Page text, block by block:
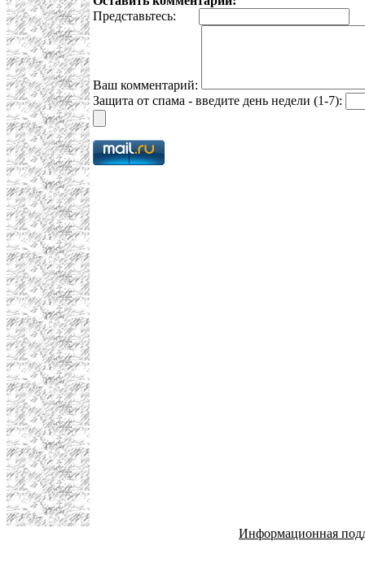
Представьтесь:
Ваш комментарий:
Защита от спама - введите день недели (1-7):
Информационная